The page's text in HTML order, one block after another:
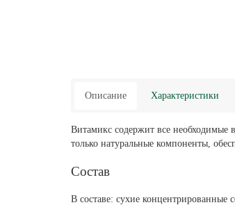
Описание Характеристики
Витамикс содержит все необходимые
только натуральные компоненты,
Состав
В составе: сухие концентрированные